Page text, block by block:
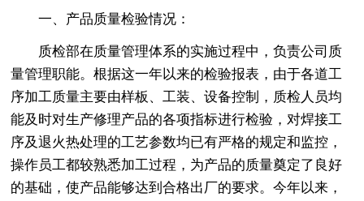
一、产品质量检验情况：
质检部在质量管理体系的实施过程中，负责公司质
量管理职能。根据这一年以来的检验报表，由于各道工
序加工质量主要由样板、工装、设备控制，质检人员均
能及时对生产修理产品的各项指标进行检验，对焊接工
序及退火热处理的工艺参数均已有严格的规定和监控，
操作员工都较熟悉加工过程，为产品的质量奠定了良好
的基础，使产品能够达到合格出厂的要求。今年以来，